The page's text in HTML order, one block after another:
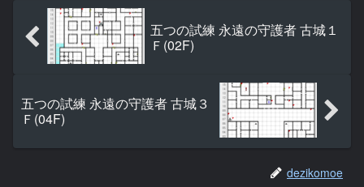
五つの試練 永遠の守護者 古城１
Ｆ(02F)
五つの試練 永遠の守護者 古城３
Ｆ(04F)
dezikomoe